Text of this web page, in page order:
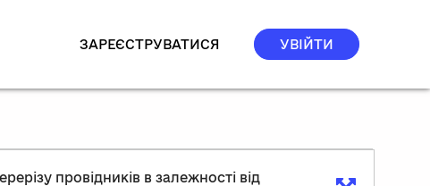
ЗАРЕЄСТРУВАТИСЯ УВІЙТИ
провідників в залежності від